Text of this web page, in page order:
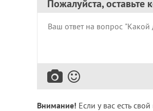
Пожалуйста, оставьте
Внимание! Если у вас есть